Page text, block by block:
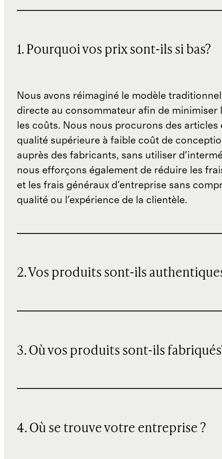
1. Pourquoi vos prix sont-ils si bas?
Nous avons réimaginé le modèle
directe au consommateur afin de minimiser
les coûts. Nous nous procurons des articles
qualité supérieure à faible coût de
auprès des fabricants, sans utiliser
nous efforçons également de réduire les
et les frais généraux d'entreprise sans
qualité ou l'expérience de la clientèle.
2. Vos produits sont-ils
3. Où vos produits sont-ils
4. Où se trouve votre entreprise ?